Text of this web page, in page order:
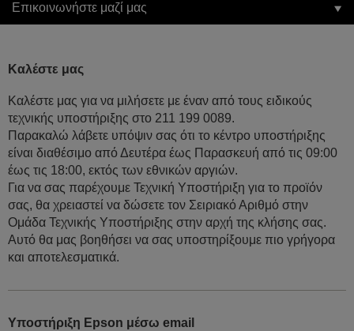
Επικοινωνήστε μαζί μας
Καλέστε μας
Καλέστε μας για να μιλήσετε με έναν από τους ειδικούς
τεχνικής υποστήριξης στο 211 199 0089.
Παρακαλώ λάβετε υπόψιν σας ότι το κέντρο υποστήριξης
είναι διαθέσιμο από Δευτέρα έως Παρασκευή από τις 09:00
έως τις 18:00, εκτός των εθνικών αργιών.
Για να σας παρέχουμε Τεχνική Υποστήριξη για το προϊόν
σας, θα χρειαστεί να δώσετε τον Σειριακό Αριθμό στην
Ομάδα Τεχνικής Υποστήριξης στην αρχή της κλήσης σας.
Αυτό θα μας βοηθήσει να σας υποστηρίξουμε πιο γρήγορα
και αποτελεσματικά.
Υποστήριξη Epson μέσω email